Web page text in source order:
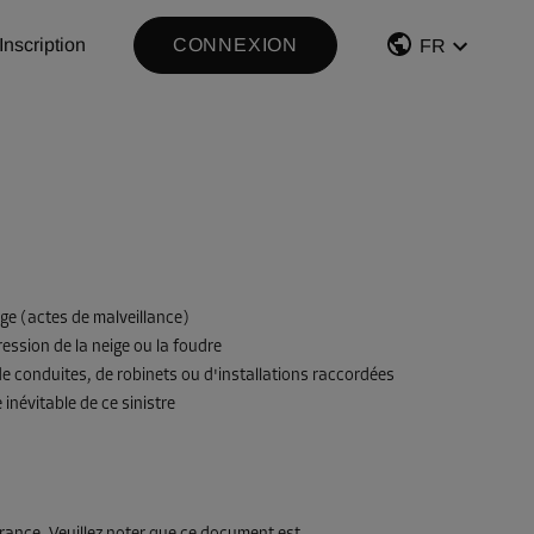
Inscription CONNEXION FR
(actes de malveillance)
de la neige ou la foudre
conduites, de robinets ou d'installations raccordées
de ce sinistre